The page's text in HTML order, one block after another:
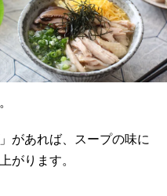
があれば、スープの味に
がります。